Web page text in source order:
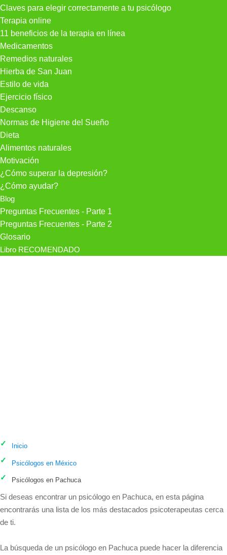
Claves para elegir correctamente a tu psicólogo
Terapia online
11 beneficios de la terapia en línea
Medicamentos
Remedios naturales
Hierba de San Juan
Estilo de vida
Ejercicio físico
Descanso
Normas de Higiene del Sueño
Dieta
Alimentos naturales
Motivación
¿Cómo superar la depresión?
¿Cómo ayudar?
Blog
Preguntas Frecuentes - Parte 1
Preguntas Frecuentes - Parte 2
Glosario
Libro RECOMENDADO
Inicio
Psicólogos en México
Psicólogos en Pachuca
Si deseas encontrar un psicólogo en Pachuca, en esta página
encontrarás una lista de los más destacados psicoterapeutas cerca
de ti.
La búsqueda de un psicólogo en Pachuca puede hacer la diferencia